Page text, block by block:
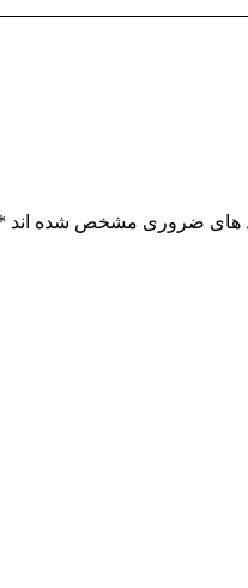
های ضروری مشخص شده اند